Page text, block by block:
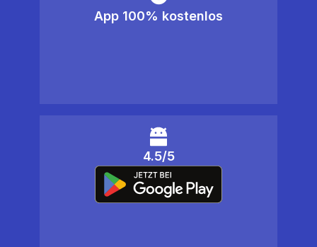
App 100% kostenlos
4.5/5